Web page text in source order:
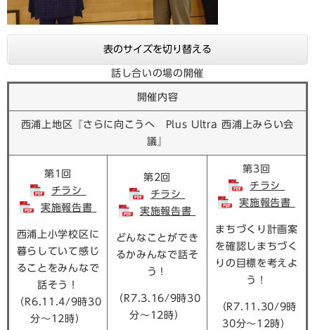
表のサイズを切り替える
話し合いの場の開催
開催内容
西浦上地区『さらに向こうへ Plus Ultra 西浦上みらい会
議』
第1回
チラシ
実施報告書
西浦上小学校区に
暮らしていて感じ
ることをみんなで
話そう！
（R6.11.4/9時30
分～12時）
第2回
チラシ
実施報告書
どんなことができ
るかみんなで話そ
う！
（R7.3.16/9時30
分～12時）
第3回
チラシ
実施報告書
まちづくり計画案
を確認しまちづく
りの目標を考えよ
う！
（R7.11.30/9時
30分～12時）